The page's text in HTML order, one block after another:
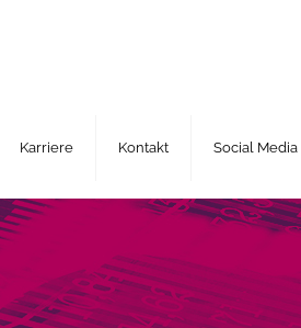
Karriere Kontakt Social Media